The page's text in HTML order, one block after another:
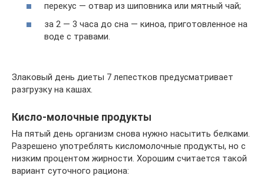
перекус — отвар из шиповника или мятный чай;
за 2 — 3 часа до сна — киноа, приготовленное на
воде с травами.
Злаковый день диеты 7 лепестков предусматривает
разгрузку на кашах.
Кисло-молочные продукты
На пятый день организм снова нужно насытить белками.
Разрешено употреблять кисломолочные продукты, но с
низким процентом жирности. Хорошим считается такой
вариант суточного рациона: